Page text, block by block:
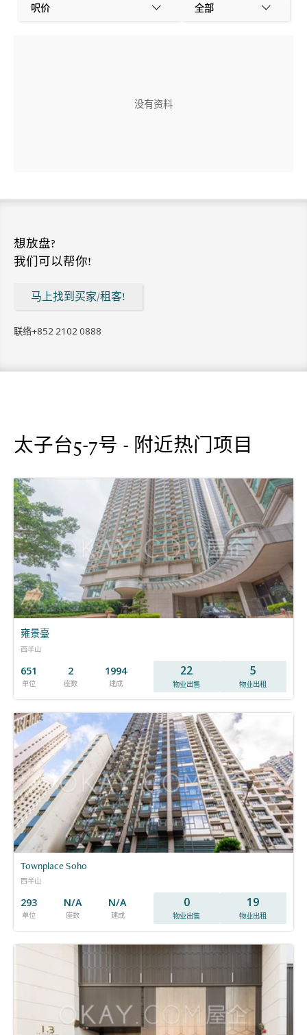
呎价 全部
没有资料
想放盘?
我们可以帮你!
马上找到买家/租客!
联络+852 2102 0888
太子台5-7号 - 附近热门项目
雍景臺
西半山
651
单位
2
座数
1994
建成
22
物业出售
5
物业出租
Townplace Soho
西半山
293
单位
N/A
座数
N/A
建成
0
物业出售
19
物业出租